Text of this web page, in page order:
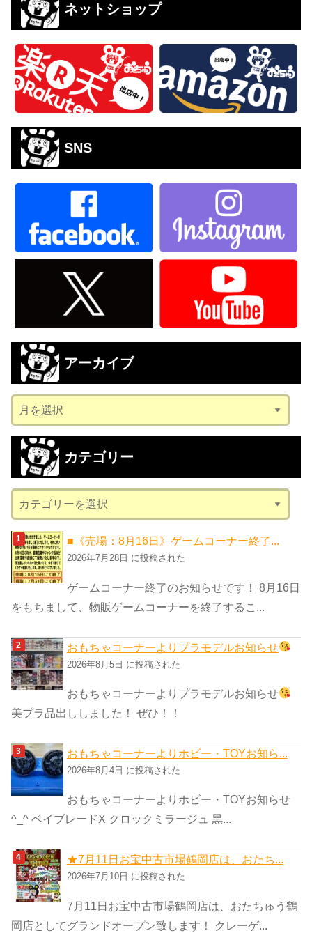
ネットショップ
SNS
アーカイブ
ー
カ
ブ
カテゴリー
テ
ゴ
リ
ー
■《売場：8月16日》ゲームコーナー終了...
2026年7月28日 に投稿された
ゲームコーナー終了のお知らせです！ 8月16日
をもちまして、物販ゲームコーナーを終了するこ...
おもちゃコーナーよりプラモデルお知らせ
2026年8月5日 に投稿された
おもちゃコーナーよりプラモデルお知らせ
美プラ品出ししました！ ぜひ！！
おもちゃコーナーよりホビー・TOYお知ら...
2026年8月4日 に投稿された
おもちゃコーナーよりホビー・TOYお知らせ
^_^ ベイブレードX クロックミラージュ 黒...
★7月11日お宝中古市場鶴岡店は、おたち...
2026年7月10日 に投稿された
7月11日お宝中古市場鶴岡店は、おたちゅう鶴
岡店としてグランドオープン致します！ クレーゲ...